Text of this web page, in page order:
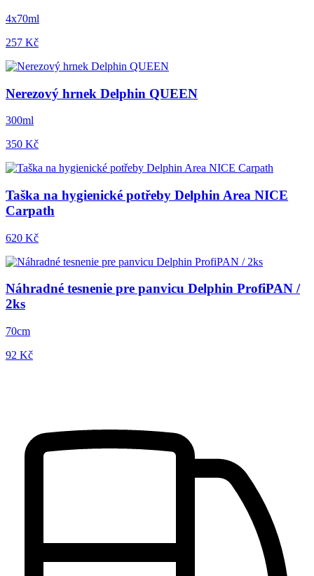
4x70ml
257 Kč
Nerezový hrnek Delphin QUEEN
300ml
350 Kč
Taška na hygienické potřeby Delphin Area NICE
Carpath
620 Kč
Náhradné tesnenie pre panvicu Delphin ProfiPAN /
2ks
70cm
92 Kč